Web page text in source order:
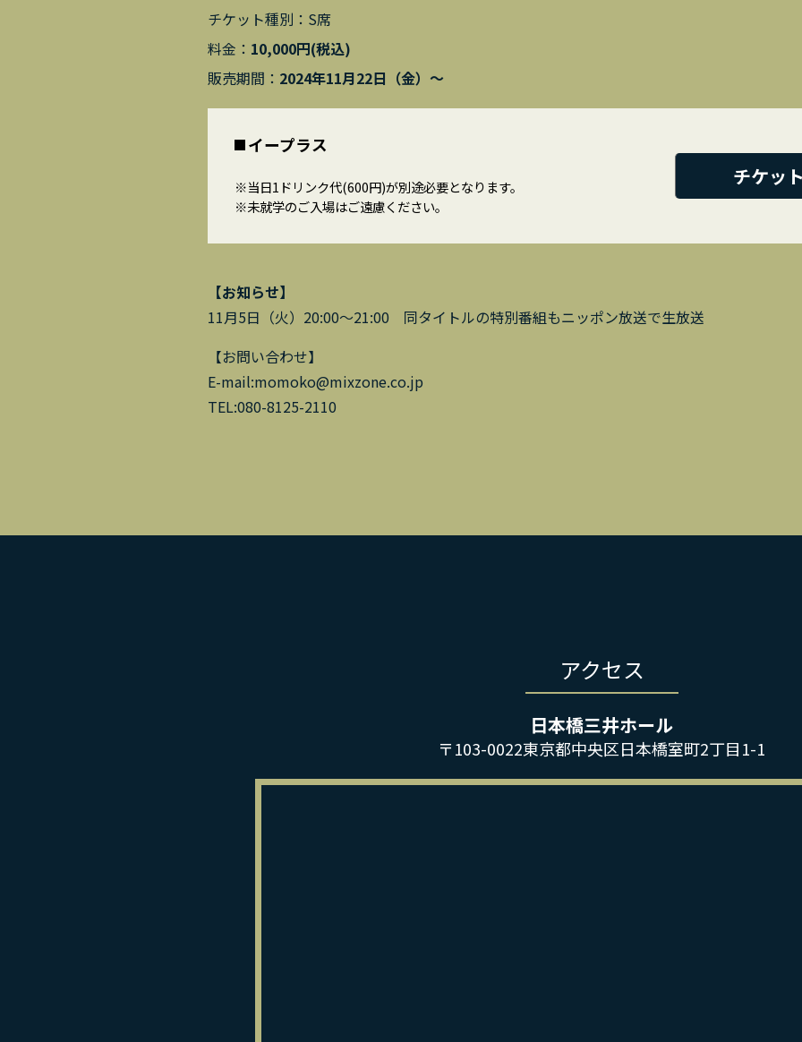
チケット種別： S席
料金： 10,000円(税込)
販売期間： 2024年11月22日（金）～
イープラス
※当日1ドリンク代(600円)が別途必要となります。
※未就学のご入場はご遠慮ください。
チケッ
【お知らせ】
11月5日（火）20:00～21:00 同タイトルの特別番組もニッポン放送で生放送
【お問い合わせ】
E-mail:momoko@mixzone.co.jp
TEL:080-8125-2110
アクセス
日本橋三井ホール
〒103-0022東京都中央区日本橋室町2丁目1-1